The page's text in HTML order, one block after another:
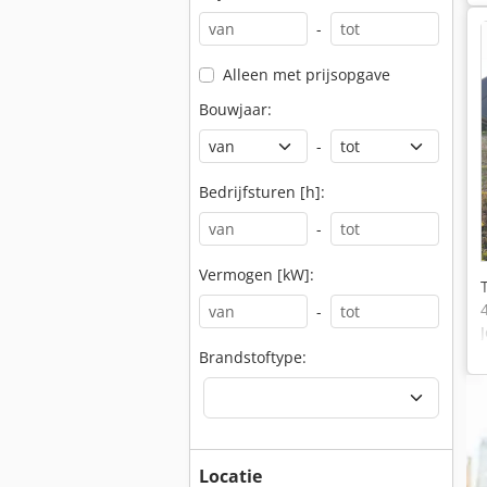
-
Alleen met prijsopgave
Bouwjaar:
-
Bedrijfsturen [h]:
-
Vermogen [kW]:
-
Brandstoftype:
Locatie